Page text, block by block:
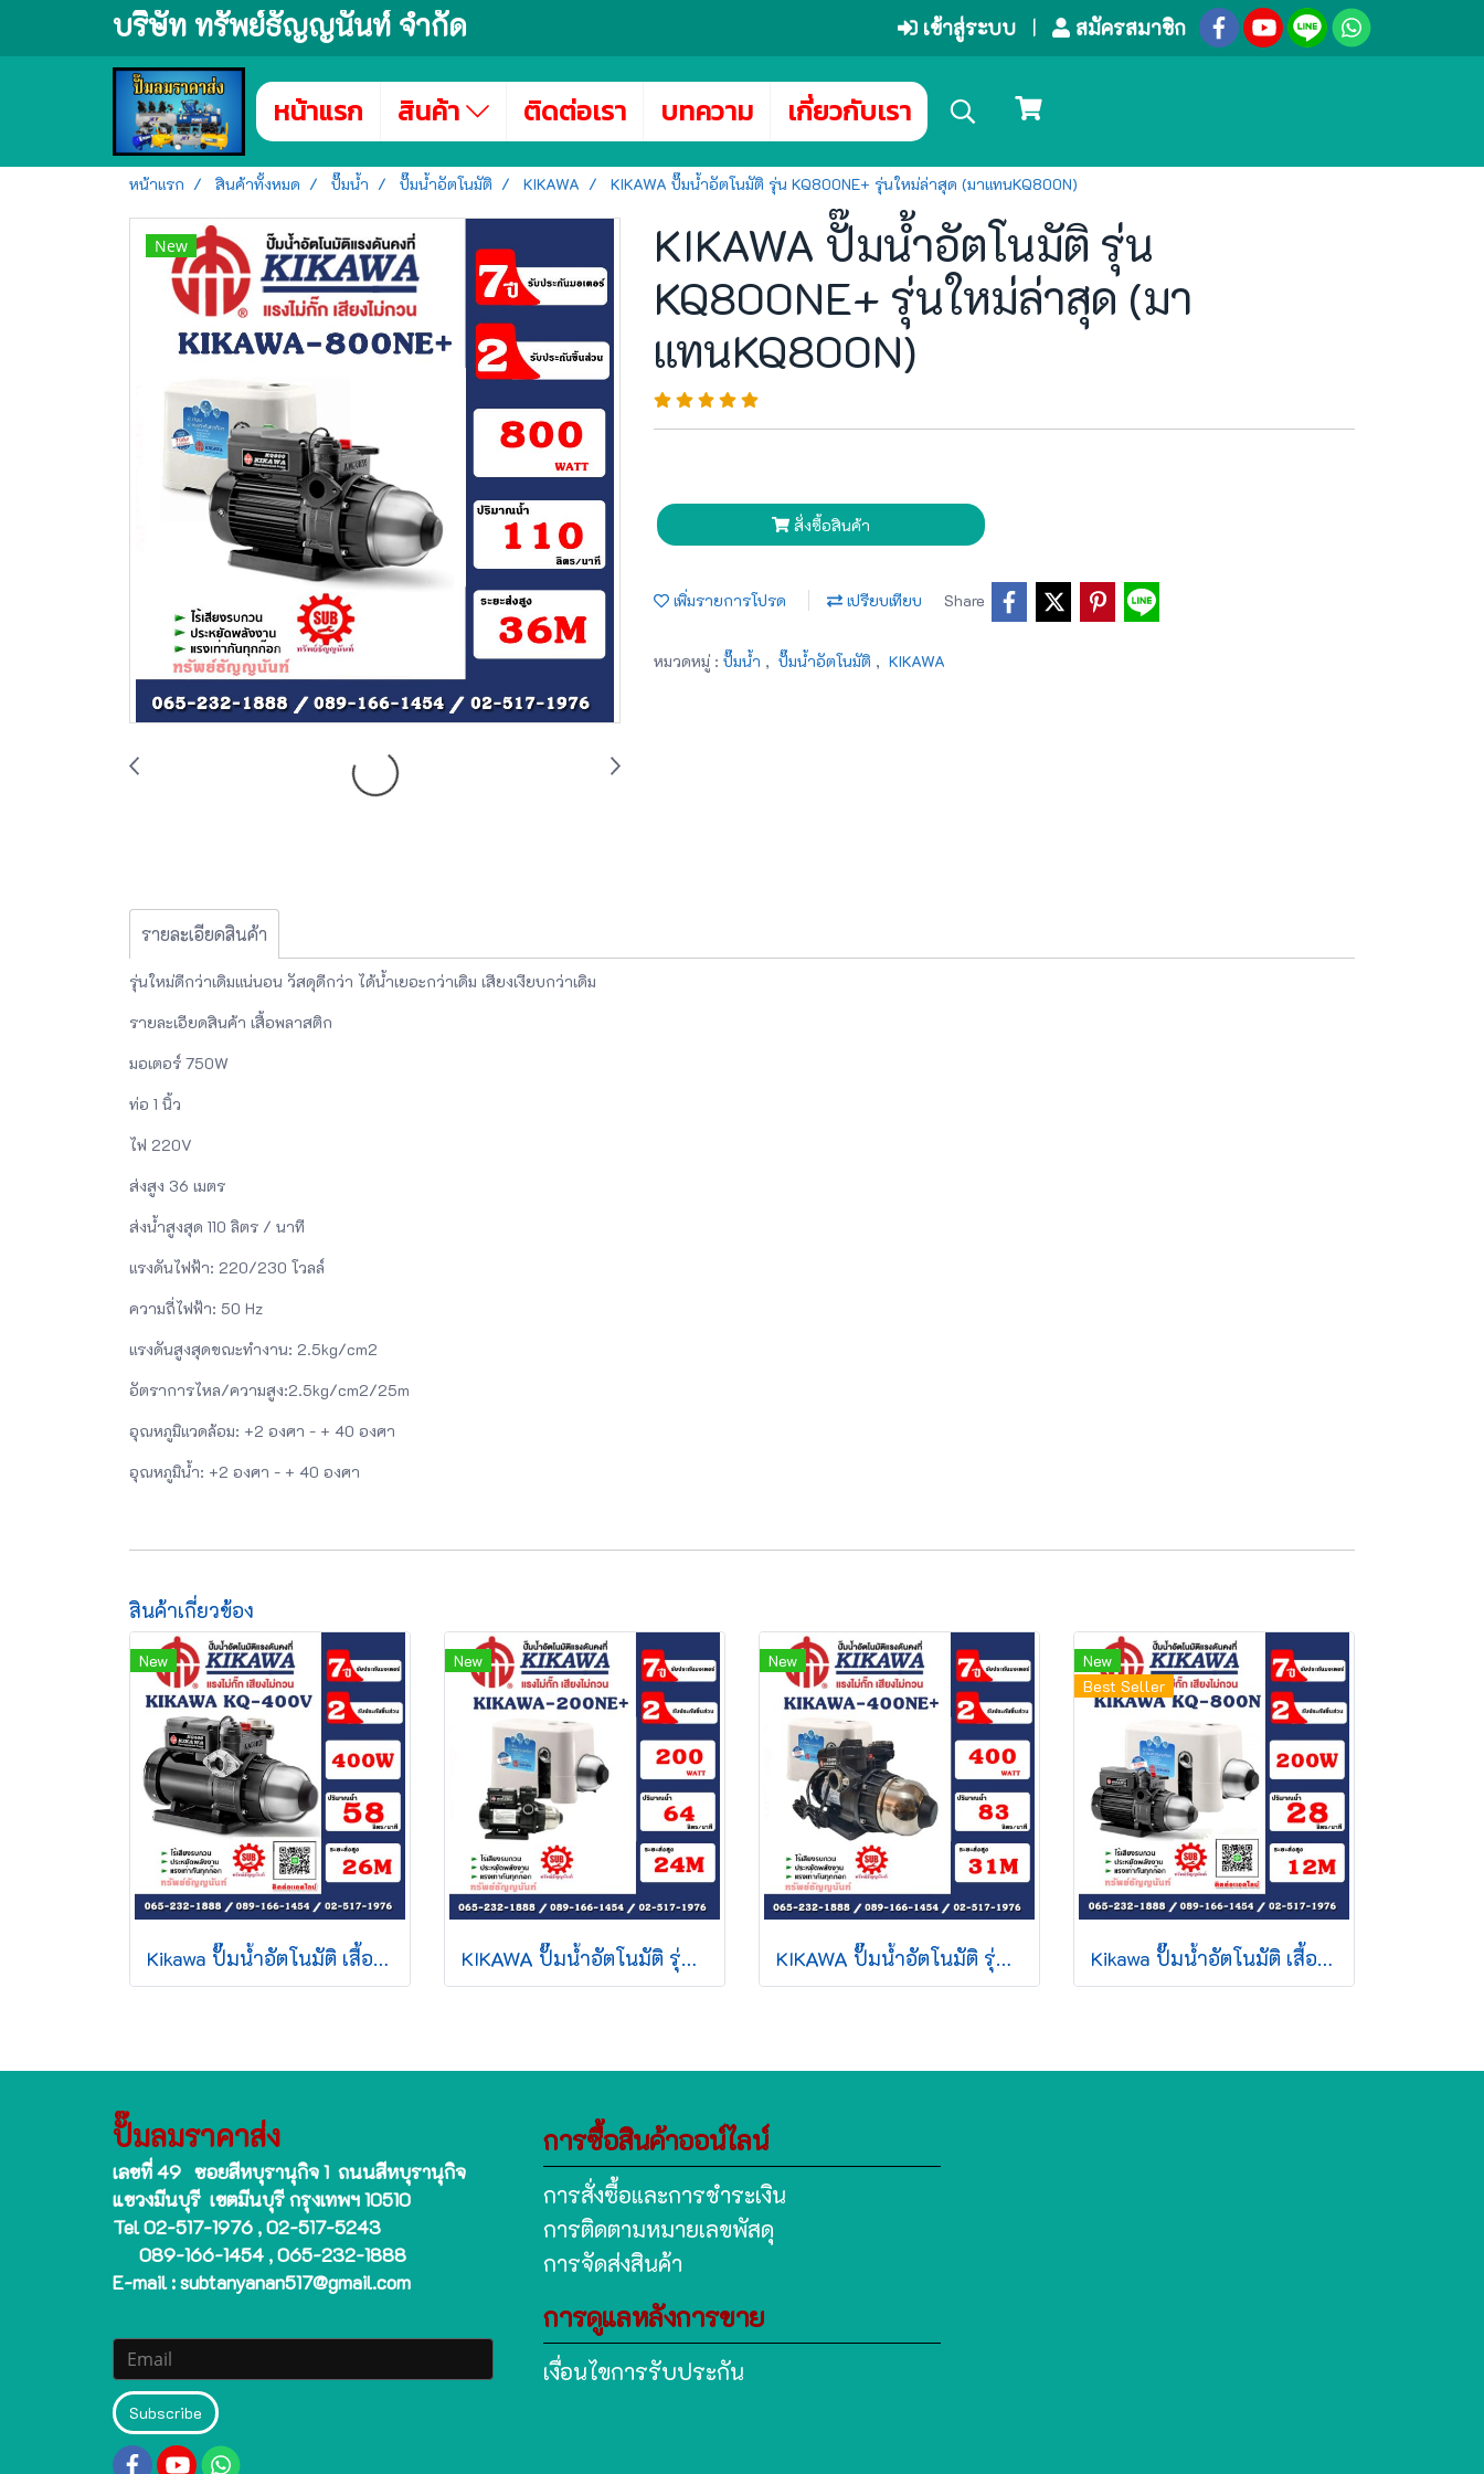
บริษัท ทรัพย์ธัญญนันท์ จำกัด เข้าสู่ระบบ สมัครสมาชิก
หน้าแรก สินค้า ติดต่อเรา บทความ เกี่ยวกับเรา
หน้าแรก สินค้าทั้งหมด ปั๊มน้ำ ปั๊มน้ำอัตโนมัติ KIKAWA KIKAWA ปั๊มน้ำอัตโนมัติ รุ่น KQ800NE+ รุ่นใหม่ล่าสุด (มาแทนKQ800N)
New
KIKAWA ปั๊มน้ำอัตโนมัติ รุ่น
KQ800NE+ รุ่นใหม่ล่าสุด (มา
แทนKQ800N)
สั่งซื้อสินค้า
เพิ่มรายการโปรด เปรียบเทียบ Share
หมวดหมู่ : ปั๊มน้ำ , ปั๊มน้ำอัตโนมัติ , KIKAWA
รายละเอียดสินค้า
รุ่นใหม่ดีกว่าเดิมแน่นอน วัสดุดีกว่า ได้น้ำเยอะกว่าเดิม เสียงเงียบกว่าเดิม
รายละเอียดสินค้า เสื้อพลาสติก
มอเตอร์ 750W
ท่อ 1 นิ้ว
ไฟ 220V
ส่งสูง 36 เมตร
ส่งน้ำสูงสุด 110 ลิตร / นาที
แรงดันไฟฟ้า: 220/230 โวลล์
ความถี่ไฟฟ้า: 50 Hz
แรงดันสูงสุดขณะทำงาน: 2.5kg/cm2
อัตราการไหล/ความสูง:2.5kg/cm2/25m
อุณหภูมิแวดล้อม: +2 องศา - + 40 องศา
อุณหภูมิน้ำ: +2 องศา - + 40 องศา
สินค้าเกี่ยวข้อง
New
Kikawa ปั๊มน้ำอัตโนมัติ เสื้อเหล็ก รุ่น KQ400V กำลัง 400 W 220V ท่อ 1 นิ้ว อะไหล่รับประกัน 2 ปี มอเตอร์รับประกัน 7 ปี*** ปั๊มอัตโนมัติ
New
KIKAWA ปั๊มน้ำอัตโนมัติ รุ่น KQ200NE+ รุ่นใหม่ล่าสุด (มาแทนKQ200N) รับประกันคุณภาพ
New
KIKAWA ปั๊มน้ำอัตโนมัติ รุ่น KQ400NE+ รุ่นใหม่ล่าสุด (มาแทนKQ400N)
New
Best Seller
Kikawa ปั๊มน้ำอัตโนมัติ เสื้อพลาสติก มีฝาครอบ รุ่น KQ800N กำลัง 800 W 220V อะไหล่รับประกัน 2 ปี มอเตอร์รับประกัน 7 ปี*** ปั๊มอัตโนมัติ
ปั๊มลมราคาส่ง
เลขที่ 49 ซอยสีหบุรานุกิจ 1 ถนนสีหบุรานุกิจ
แขวงมีนบุรี เขตมีนบุรี กรุงเทพฯ 10510
Tel 02-517-1976 , 02-517-5243
089-166-1454 , 065-232-1888
E-mail : subtanyanan517@gmail.com
Subscribe
การซื้อสินค้าออน์ไลน์
การสั่งซื้อและการชำระเงิน
การติดตามหมายเลขพัสดุ
การจัดส่งสินค้า
การดูแลหลังการขาย
เงื่อนไขการรับประกัน